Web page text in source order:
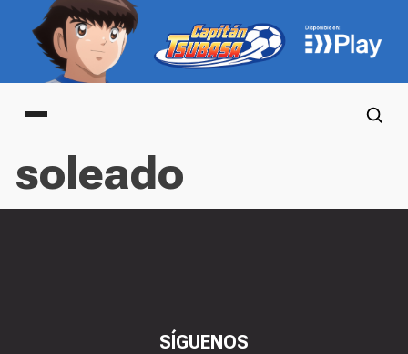
Main menu
soleado
SÍGUENOS